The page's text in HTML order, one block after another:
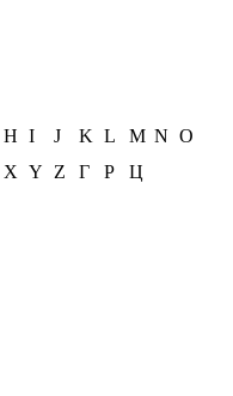
H I J K L M N O
X Y Z Г Р Ц